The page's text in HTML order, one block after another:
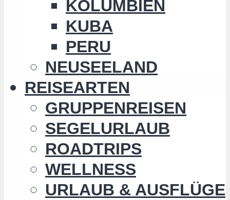
KOLUMBIEN
KUBA
PERU
NEUSEELAND
REISEARTEN
GRUPPENREISEN
SEGELURLAUB
ROADTRIPS
WELLNESS
URLAUB & AUSFLÜGE